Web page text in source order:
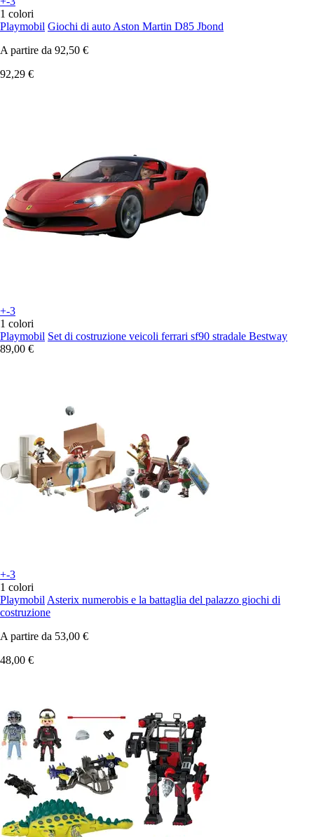
1 colori
Playmobil Giochi di auto Aston Martin D85 Jbond
A partire da 92,50 €
92,29 €
+-3
1 colori
Playmobil Set di costruzione veicoli ferrari sf90 stradale Bestway
89,00 €
+-3
1 colori
Playmobil Asterix numerobis e la battaglia del palazzo giochi di
costruzione
A partire da 53,00 €
48,00 €